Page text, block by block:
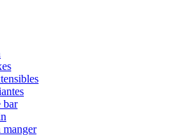
bar
manger